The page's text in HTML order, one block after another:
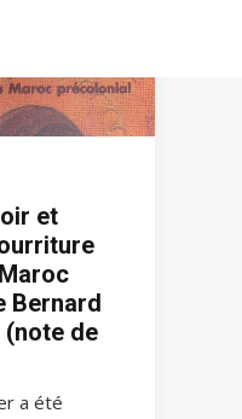
et
Bernard
(note de
a été